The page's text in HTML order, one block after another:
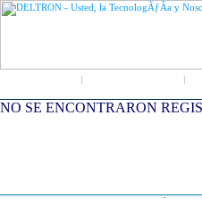
| |
NO SE ENCONTRARON